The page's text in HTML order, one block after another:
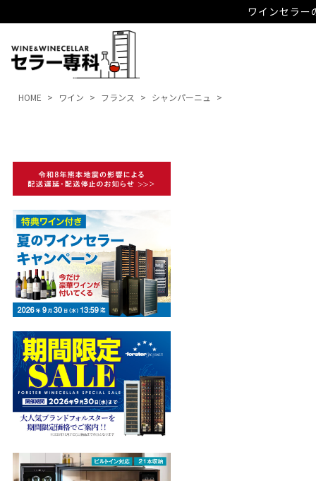
ワインセラー
HOME ワイン フランス シャンパーニュ